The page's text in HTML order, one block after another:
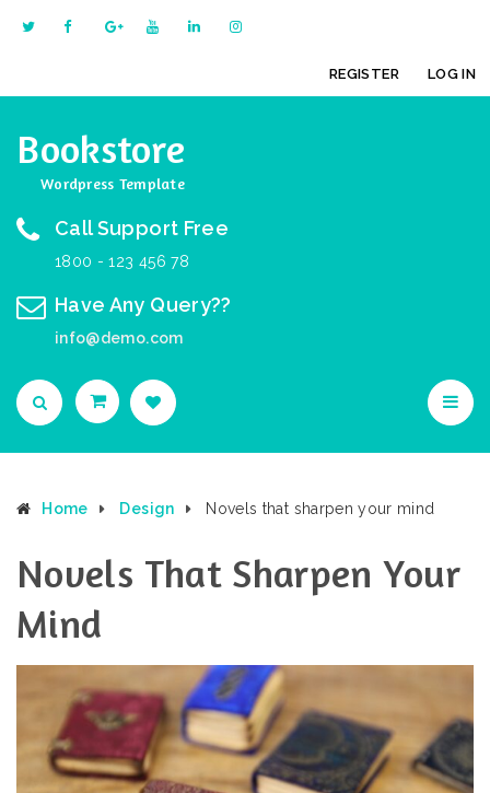
REGISTER LOG IN
Bookstore
Wordpress Template
Call Support Free
1800 - 123 456 78
Have Any Query??
info@demo.com
Home Design Novels that sharpen your mind
Novels That Sharpen Your
Mind